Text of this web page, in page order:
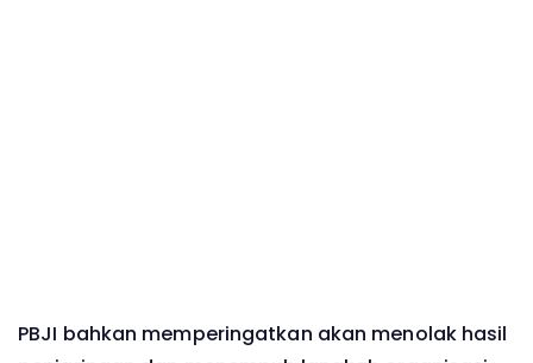
PBJI bahkan memperingatkan akan menolak hasil